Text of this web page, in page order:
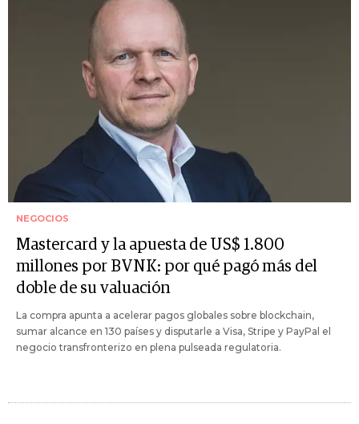
NEGOCIOS
Mastercard y la apuesta de US$ 1.800
millones por BVNK: por qué pagó más del
doble de su valuación
La compra apunta a acelerar pagos globales sobre blockchain,
sumar alcance en 130 países y disputarle a Visa, Stripe y PayPal el
negocio transfronterizo en plena pulseada regulatoria.